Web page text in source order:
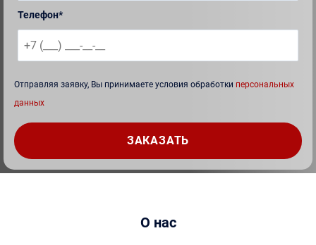
Телефон*
Отправляя заявку, Вы принимаете условия обработки персональных
данных
О нас